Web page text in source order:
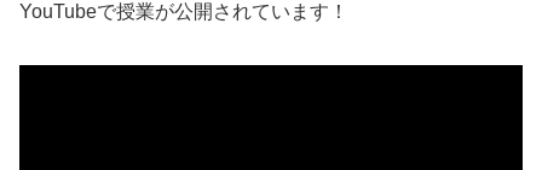
YouTubeで授業が公開されています！